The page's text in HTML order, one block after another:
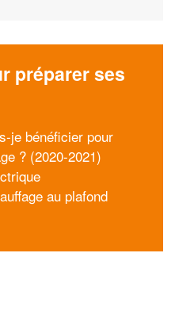
préparer ses
je bénéficier pour
? (2020-2021)
au plafond